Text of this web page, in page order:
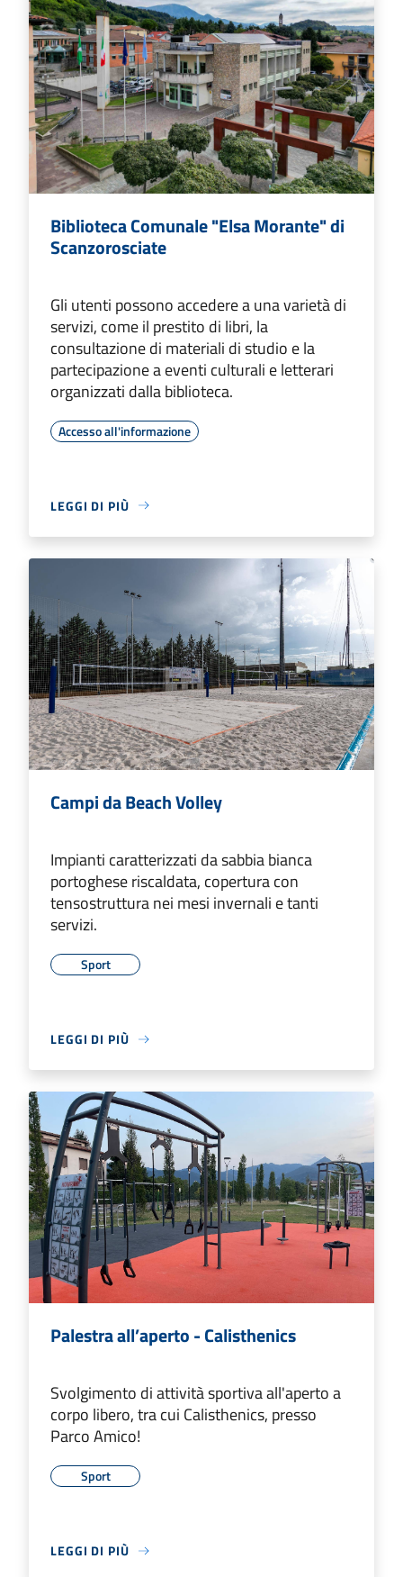
Biblioteca Comunale "Elsa Morante" di
Scanzorosciate
Gli utenti possono accedere a una varietà di
servizi, come il prestito di libri, la
consultazione di materiali di studio e la
partecipazione a eventi culturali e letterari
organizzati dalla biblioteca.
Accesso all'informazione
LEGGI DI PIÙ
Campi da Beach Volley
Impianti caratterizzati da sabbia bianca
portoghese riscaldata, copertura con
tensostruttura nei mesi invernali e tanti
servizi.
Sport
LEGGI DI PIÙ
Palestra all’aperto - Calisthenics
Svolgimento di attività sportiva all'aperto a
corpo libero, tra cui Calisthenics, presso
Parco Amico!
Sport
LEGGI DI PIÙ